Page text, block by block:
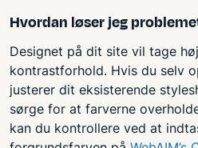
Hvordan løser jeg
Designet på dit site vil tage
kontrastforhold. Hvis du selv
justerer dit eksisterende
sørge for at farverne
kan du kontrollere ved at